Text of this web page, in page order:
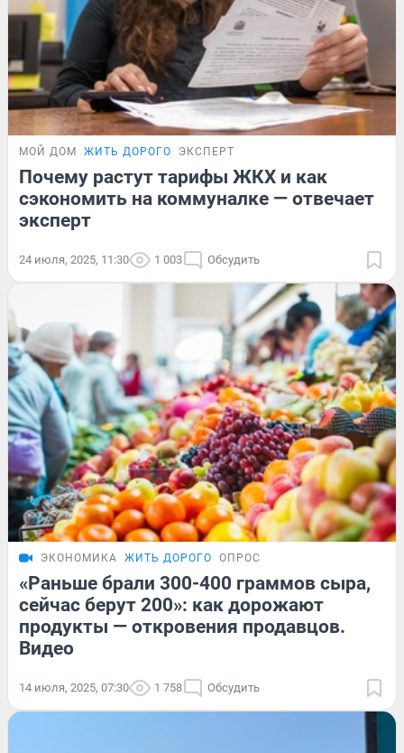
МОЙ ДОМ ЖИТЬ ДОРОГО ЭКСПЕРТ
Почему растут тарифы ЖКХ и как
сэкономить на коммуналке — отвечает
эксперт
24 июля, 2025, 11:30 1 003 Обсудить
ЭКОНОМИКА ЖИТЬ ДОРОГО ОПРОС
«Раньше брали 300-400 граммов сыра,
сейчас берут 200»: как дорожают
продукты — откровения продавцов.
Видео
14 июля, 2025, 07:30 1 758 Обсудить